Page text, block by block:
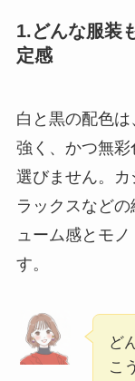
1.どんな服装
定感
白と黒の配色
強く、かつ無
選びません。
ラックスなど
ューム感とモ
す。
ど
こ